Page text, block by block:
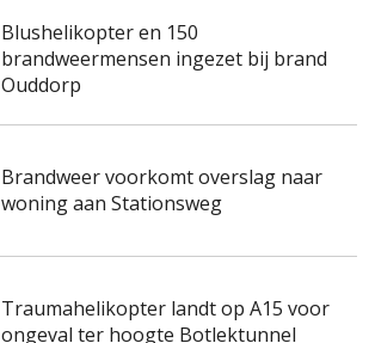
Blushelikopter en 150
brandweermensen ingezet bij brand
Ouddorp
Brandweer voorkomt overslag naar
woning aan Stationsweg
Traumahelikopter landt op A15 voor
ongeval ter hoogte Botlektunnel